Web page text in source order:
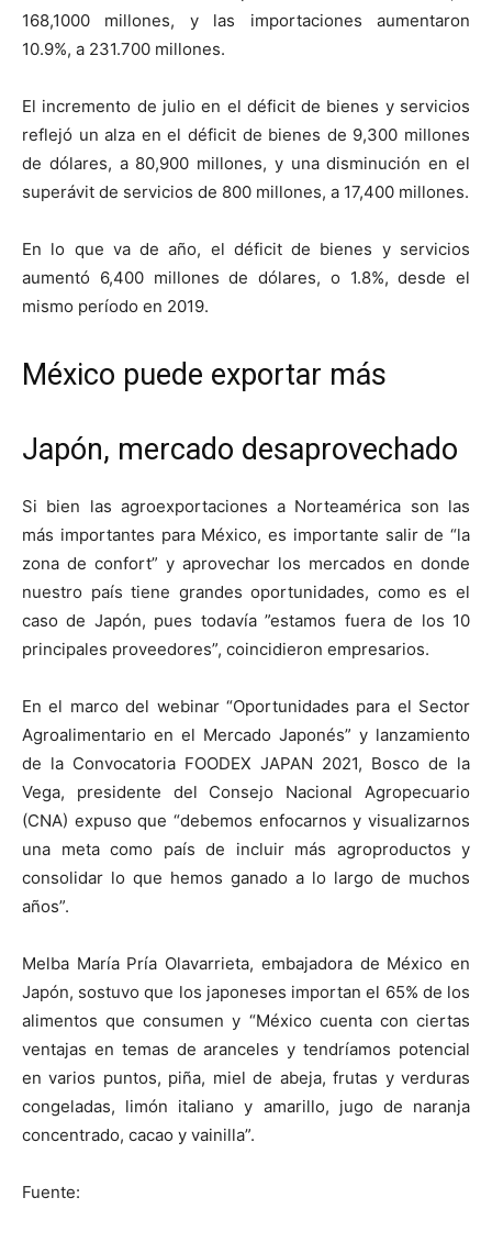
168,1000 millones, y las importaciones aumentaron
10.9%, a 231.700 millones.
El incremento de julio en el déficit de bienes y servicios
reflejó un alza en el déficit de bienes de 9,300 millones
de dólares, a 80,900 millones, y una disminución en el
superávit de servicios de 800 millones, a 17,400 millones.
En lo que va de año, el déficit de bienes y servicios
aumentó 6,400 millones de dólares, o 1.8%, desde el
mismo período en 2019.
México puede exportar más
Japón, mercado desaprovechado
Si bien las agroexportaciones a Norteamérica son las
más importantes para México, es importante salir de “la
zona de confort” y aprovechar los mercados en donde
nuestro país tiene grandes oportunidades, como es el
caso de Japón, pues todavía ”estamos fuera de los 10
principales proveedores”, coincidieron empresarios.
En el marco del webinar “Oportunidades para el Sector
Agroalimentario en el Mercado Japonés” y lanzamiento
de la Convocatoria FOODEX JAPAN 2021, Bosco de la
Vega, presidente del Consejo Nacional Agropecuario
(CNA) expuso que “debemos enfocarnos y visualizarnos
una meta como país de incluir más agroproductos y
consolidar lo que hemos ganado a lo largo de muchos
años”.
Melba María Pría Olavarrieta, embajadora de México en
Japón, sostuvo que los japoneses importan el 65% de los
alimentos que consumen y “México cuenta con ciertas
ventajas en temas de aranceles y tendríamos potencial
en varios puntos, piña, miel de abeja, frutas y verduras
congeladas, limón italiano y amarillo, jugo de naranja
concentrado, cacao y vainilla”.
Fuente: